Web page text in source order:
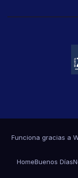
Funciona gracias a
HomeBuenos Días